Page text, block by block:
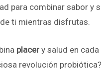
para combinar sabor
ti mientras disfrutas.
placer y salud en
revolución probiótica?